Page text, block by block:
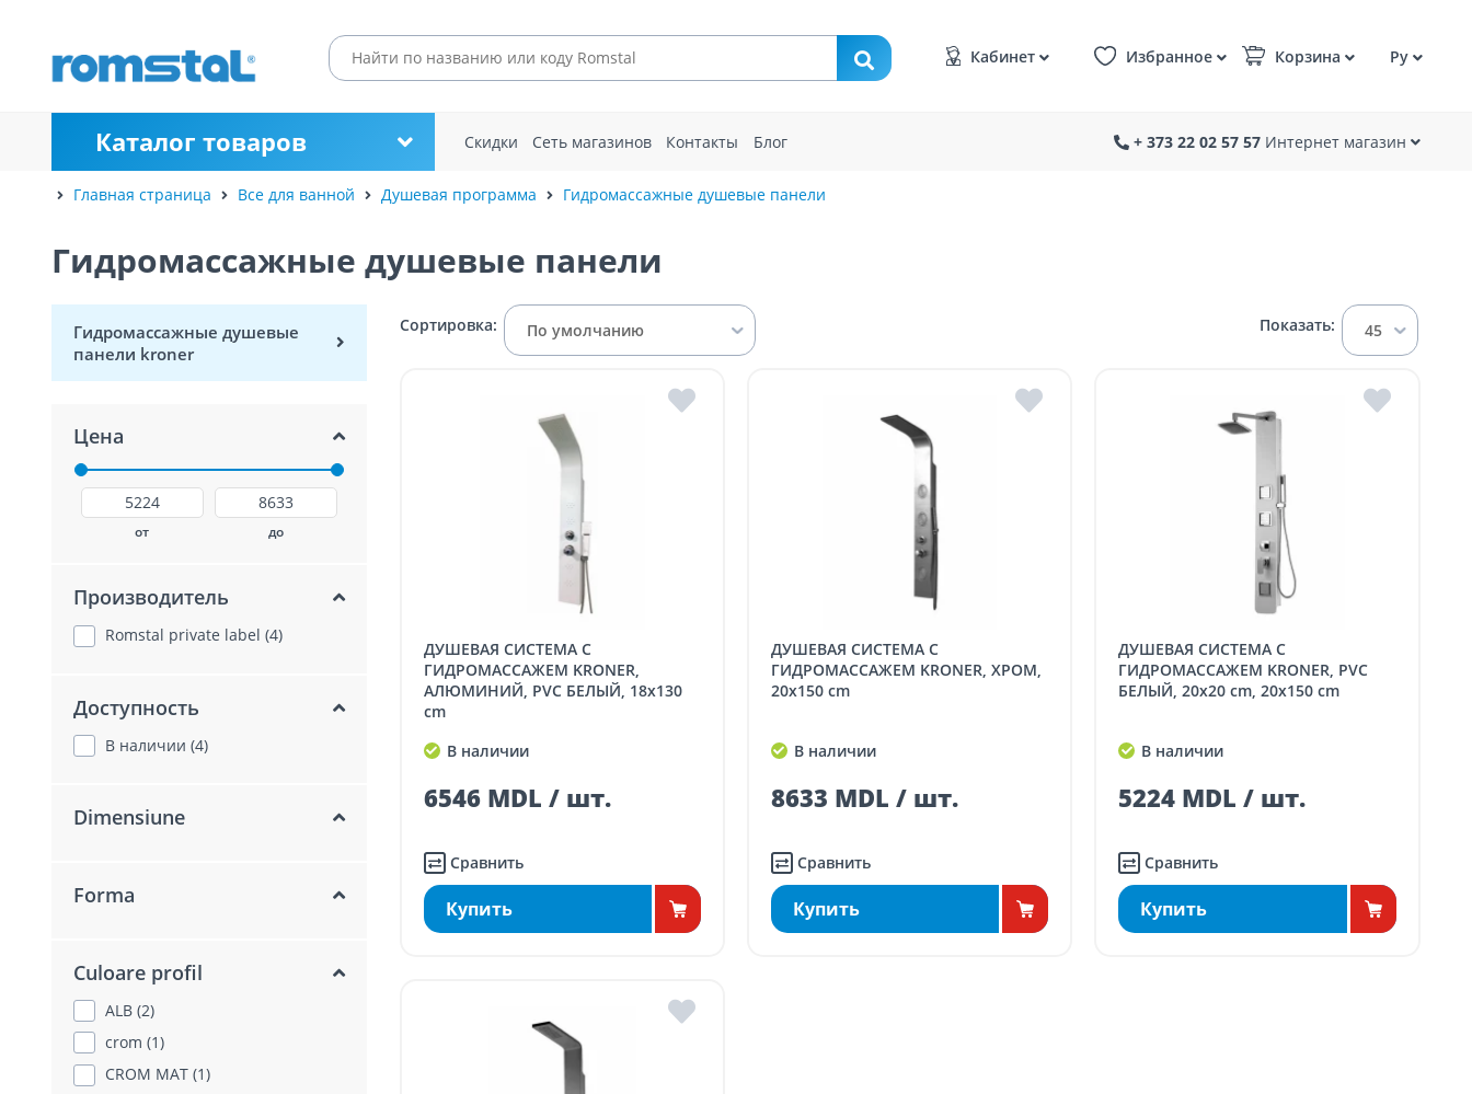
Кабинет Избранное Корзина Ру
Каталог товаров Скидки Сеть магазинов Контакты Блог + 373 22 02 57 57 Интернет магазин
Главная страница Все для ванной Душевая программа Гидромассажные душевые панели
Гидромассажные душевые панели
Гидромассажные душевые
панели kroner
Цена
от до
Производитель
Romstal private label (4)
Доступность
В наличии (4)
Dimensiune
Forma
Culoare profil
ALB (2)
crom (1)
CROM MAT (1)
Сортировка: По умолчанию Показать: 45
ДУШЕВАЯ СИСТЕМА С
ГИДРОМАССАЖЕМ KRONER,
АЛЮМИНИЙ, PVC БЕЛЫЙ, 18x130
cm
В наличии
6546 MDL / шт.
Сравнить
Купить
ДУШЕВАЯ СИСТЕМА С
ГИДРОМАССАЖЕМ KRONER, ХРОМ,
20x150 cm
В наличии
8633 MDL / шт.
Сравнить
Купить
ДУШЕВАЯ СИСТЕМА С
ГИДРОМАССАЖЕМ KRONER, PVC
БЕЛЫЙ, 20x20 cm, 20x150 cm
В наличии
5224 MDL / шт.
Сравнить
Купить